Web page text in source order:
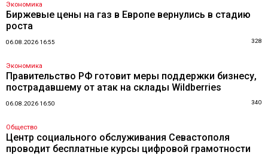
Экономика
Биржевые цены на газ в Европе вернулись в стадию
роста
06.08.2026 16:55 328
Экономика
Правительство РФ готовит меры поддержки бизнесу,
пострадавшему от атак на склады Wildberries
06.08.2026 16:50 340
Общество
Центр социального обслуживания Севастополя
проводит бесплатные курсы цифровой грамотности